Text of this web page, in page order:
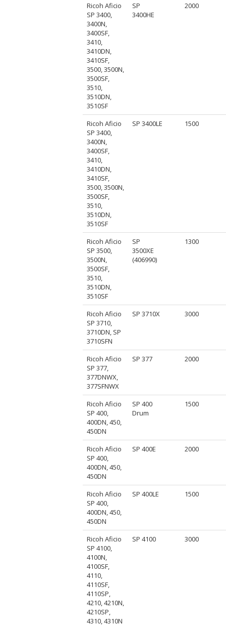
Ricoh Aficio
SP 3400,
3400N,
3400SF,
3410,
3410DN,
3410SF,
3500, 3500N,
3500SF,
3510,
3510DN,
3510SF
SP
3400HE
2000
Ricoh Aficio
SP 3400,
3400N,
3400SF,
3410,
3410DN,
3410SF,
3500, 3500N,
3500SF,
3510,
3510DN,
3510SF
SP 3400LE 1500
Ricoh Aficio
SP 3500,
3500N,
3500SF,
3510,
3510DN,
3510SF
SP
3500XE
(406990)
1300
Ricoh Aficio
SP 3710,
3710DN, SP
3710SFN
SP 3710X 3000
Ricoh Aficio
SP 377,
377DNWX,
377SFNWX
SP 377 2000
Ricoh Aficio
SP 400,
400DN, 450,
450DN
SP 400
Drum
1500
Ricoh Aficio
SP 400,
400DN, 450,
450DN
SP 400E 2000
Ricoh Aficio
SP 400,
400DN, 450,
450DN
SP 400LE 1500
Ricoh Aficio
SP 4100,
4100N,
4100SF,
4110,
4110SF,
4110SP,
4210, 4210N,
4210SP,
4310, 4310N
SP 4100 3000